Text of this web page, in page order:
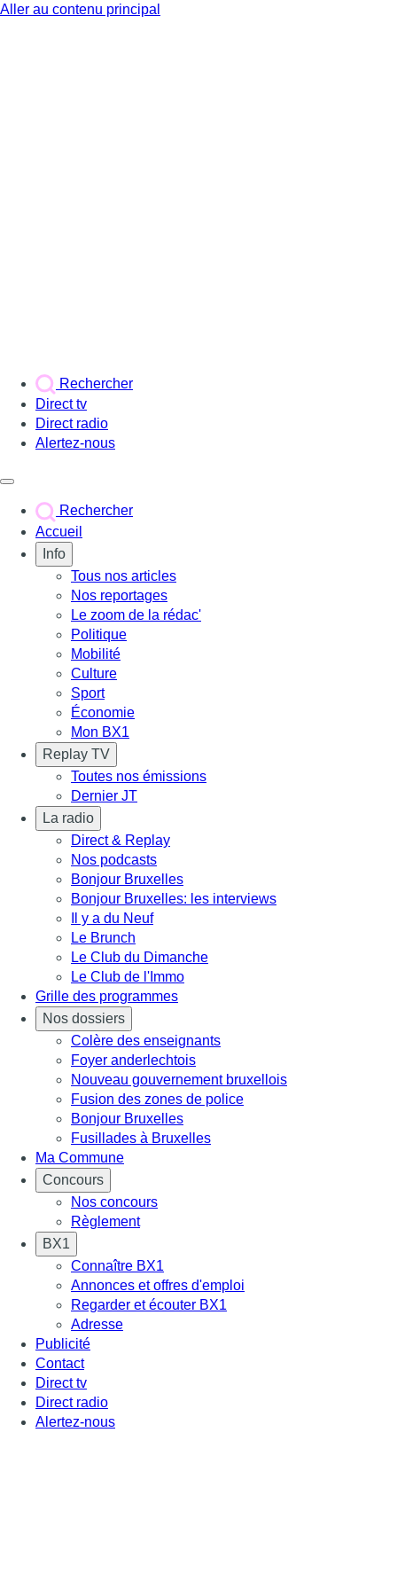
Aller au contenu principal
Rechercher
Direct tv
Direct radio
Alertez-nous
Rechercher
Accueil
Info
Tous nos articles
Nos reportages
Le zoom de la rédac'
Politique
Mobilité
Culture
Sport
Économie
Mon BX1
Replay TV
Toutes nos émissions
Dernier JT
La radio
Direct & Replay
Nos podcasts
Bonjour Bruxelles
Bonjour Bruxelles: les interviews
Il y a du Neuf
Le Brunch
Le Club du Dimanche
Le Club de l'Immo
Grille des programmes
Nos dossiers
Colère des enseignants
Foyer anderlechtois
Nouveau gouvernement bruxellois
Fusion des zones de police
Bonjour Bruxelles
Fusillades à Bruxelles
Ma Commune
Concours
Nos concours
Règlement
BX1
Connaître BX1
Annonces et offres d'emploi
Regarder et écouter BX1
Adresse
Publicité
Contact
Direct tv
Direct radio
Alertez-nous